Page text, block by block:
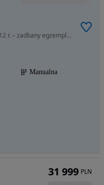
1560 cm3 • 95 KM • Ford Focus MK3 2012 r. – zadbany egzemplarz, drugi właściciel
Manualna
31 999 PLN